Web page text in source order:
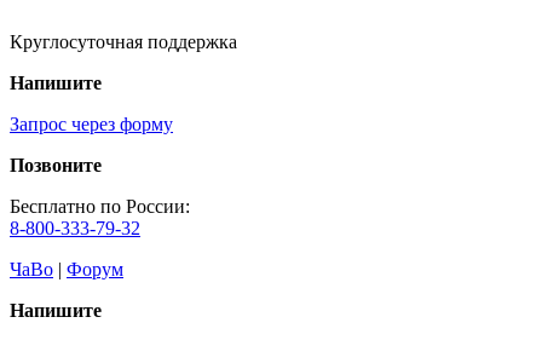
Круглосуточная поддержка
Напишите
Запрос через форму
Позвоните
Бесплатно по России:
8-800-333-79-32
ЧаВо | Форум
Напишите